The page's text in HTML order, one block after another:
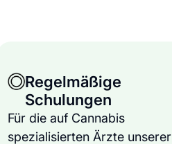
Regelmäßige
Schulungen
Für die auf Cannabis
spezialisierten Ärzte unserer